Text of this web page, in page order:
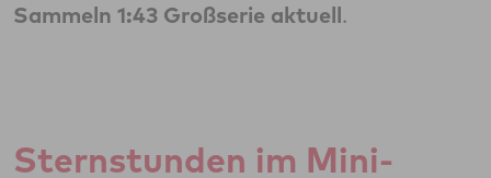
Sammeln 1:43 Großserie aktuell.
Sternstunden im Mini-